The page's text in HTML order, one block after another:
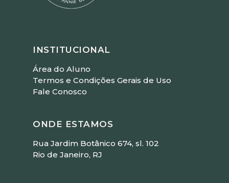
INSTITUCIONAL
Área do Aluno
Termos e Condições Gerais de Uso
Fale Conosco
ONDE ESTAMOS
Rua Jardim Botânico 674, sl. 102
Rio de Janeiro, RJ